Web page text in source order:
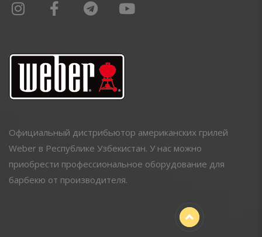
Официальный дистрибьютор американских грилей
Weber в Республике Узбекистан. У нас можно
приобрести профессиональное оборудование для
барбекю от производителя.